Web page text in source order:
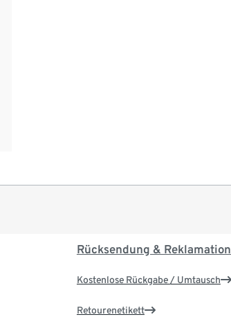
Rücksendung & Reklamation
Kostenlose Rückgabe / Umtausch
Retourenetikett